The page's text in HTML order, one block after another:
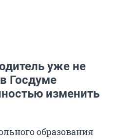
уже не
Госдуме
изменить
образования